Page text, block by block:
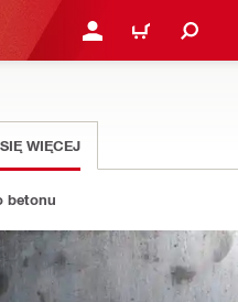
ZALOGUJ SIĘ LUB
KOSZYK
WIĘCEJ
betonu